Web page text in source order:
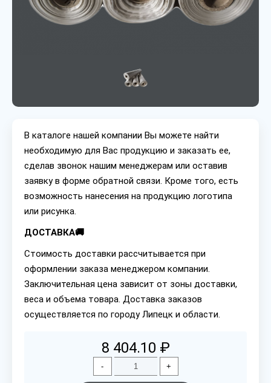
В каталоге нашей компании Вы можете найти
необходимую для Вас продукцию и заказать ее,
сделав звонок нашим менеджерам или оставив
заявку в форме обратной связи. Кроме того, есть
возможность нанесения на продукцию логотипа
или рисунка.
ДОСТАВКА🚚
Стоимость доставки рассчитывается при
оформлении заказа менеджером компании.
Заключительная цена зависит от зоны доставки,
веса и объема товара. Доставка заказов
осуществляется по городу Липецк и области.
8 404.10 ₽
- +